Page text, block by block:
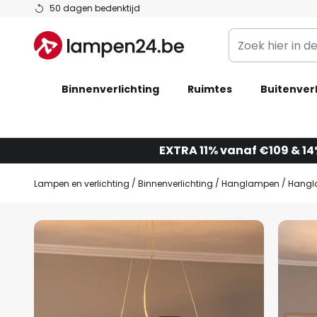
50 dagen bedenktijd
Ga
de
inhoud
Zoek
hier
de
Binnenverlichting Ruimtes
EXTRA 11% vanaf €109 &
Lampen en verlichting Binnenverlichting Hanglampen
Ga
naar